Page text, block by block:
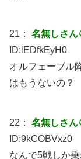
21： 名無しさん
ID: lEDfkEyH0
オルフェーブル
はもうないの？
22： 名無しさん
ID:9kCOBVxz0
なんで5戦しか